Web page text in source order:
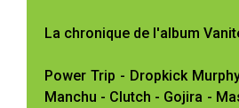
La chronique de l'album
Power Trip - Dropkick
Manchu - Clutch - Gojira -